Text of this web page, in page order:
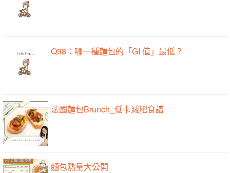
Q98：哪一種麵包的「GI 值」最低？
法國麵包Brunch_低卡減肥食譜
麵包熱量大公開